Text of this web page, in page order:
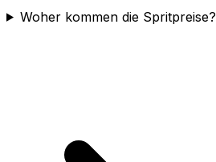
Woher kommen die Spritpreise?